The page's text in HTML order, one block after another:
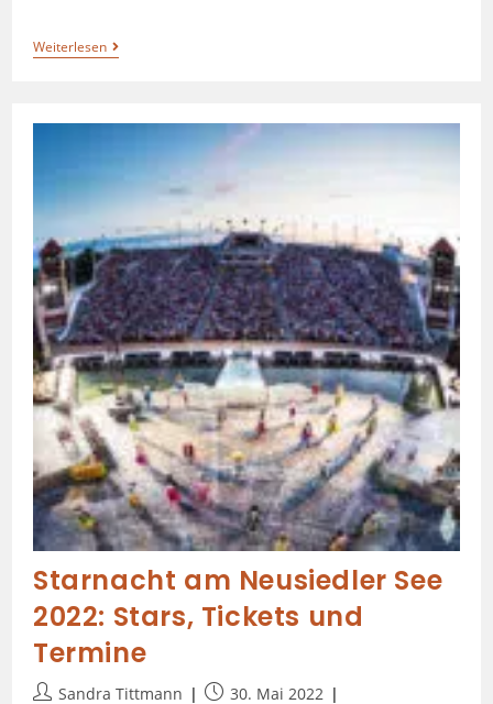
Weiterlesen
Starnacht am Neusiedler See
2022: Stars, Tickets und
Termine
Sandra Tittmann
30. Mai 2022